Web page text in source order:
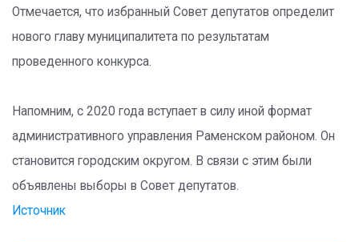
Отмечается, что избранный Совет депутатов определит
нового главу муниципалитета по результатам
проведенного конкурса.
Напомним, с 2020 года вступает в силу иной формат
административного управления Раменском районом. Он
становится городским округом. В связи с этим были
объявлены выборы в Совет депутатов.
Источник